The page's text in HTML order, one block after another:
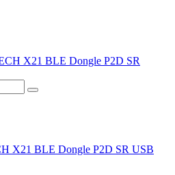
X21 BLE Dongle P2D SR USB